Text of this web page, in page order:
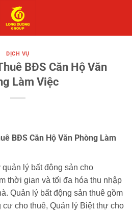
DỊCH VỤ
BĐS Căn Hộ Văn
Làm Việc
BĐS Căn Hộ Văn Phòng Làm
lý bất động sản cho
thời gian và tối đa hóa thu nhập
Quản lý bất động sản thuê gồm
cư cho thuê, Quản lý Biệt thự cho